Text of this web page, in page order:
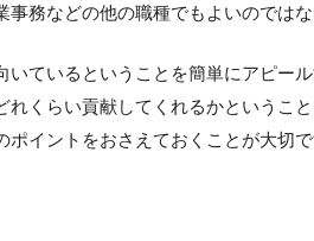
事務などの他の職種でもよいのでは
いているということを簡単にアピー
れくらい貢献してくれるかというこ
ポイントをおさえておくことが大切